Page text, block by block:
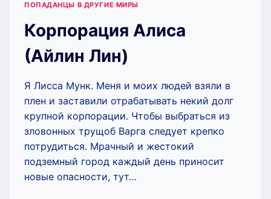
ПОПАДАНЦЫ В ДРУГИЕ МИРЫ
Корпорация Алиса
(Айлин Лин)
Я Лисса Мунк. Меня и моих людей взяли в
плен и заставили отрабатывать некий долг
крупной корпорации. Чтобы выбраться из
зловонных трущоб Варга следует крепко
потрудиться. Мрачный и жестокий
подземный город каждый день приносит
новые опасности, тут…